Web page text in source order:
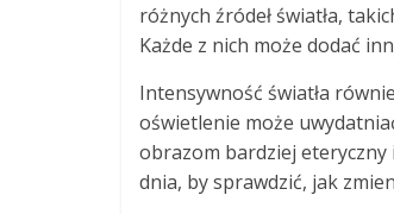
różnych źródeł światła,
Każde z nich może dodać
Intensywność światła
oświetlenie może
obrazom bardziej
dnia, by sprawdzić, jak